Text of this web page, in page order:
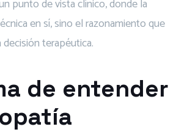
punto de vista clínico, donde la
en sí, sino el razonamiento que
terapéutica.
de entender